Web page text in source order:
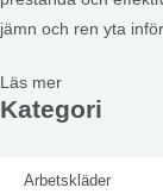
jämn och ren yta
Läs mer
Kategori
Arbetskläder